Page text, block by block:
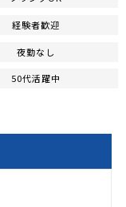
経験者歓迎
夜勤なし
50代活躍中